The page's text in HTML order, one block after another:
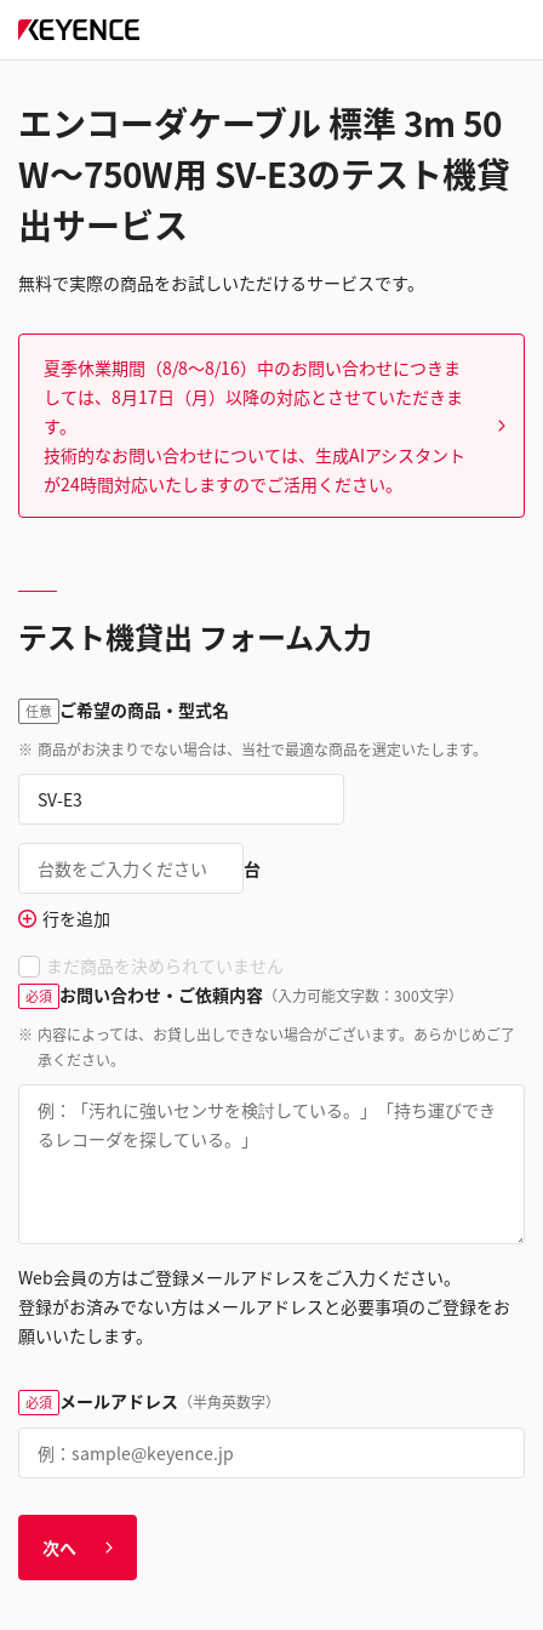
エンコーダケーブル 標準 3m 50
W～750W用 SV-E3のテスト機貸
出サービス
無料で実際の商品をお試しいただけるサービスです。
夏季休業期間（8/8～8/16）中のお問い合わせにつきま
しては、8月17日（月）以降の対応とさせていただきま
す。
技術的なお問い合わせについては、生成AIアシスタント
が24時間対応いたしますのでご活用ください。
テスト機貸出 フォーム入力
任意 ご希望の商品・型式名
※ 商品がお決まりでない場合は、当社で最適な商品を選定いたします。
台
行を追加
まだ商品を決められていません
必須 お問い合わせ・ご依頼内容 （入力可能文字数：300文字）
※ 内容によっては、お貸し出しできない場合がございます。あらかじめご了
承ください。
Web会員の方はご登録メールアドレスをご入力ください。
登録がお済みでない方はメールアドレスと必要事項のご登録をお
願いいたします。
必須 メールアドレス （半角英数字）
次へ